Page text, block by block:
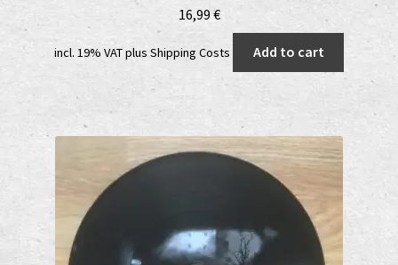
16,99 €
incl. 19% VATplus Shipping Costs Add to cart